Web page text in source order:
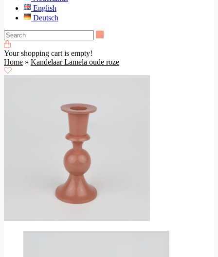
English
Deutsch
Your shopping cart is empty!
Home » Kandelaar Lamela oude roze